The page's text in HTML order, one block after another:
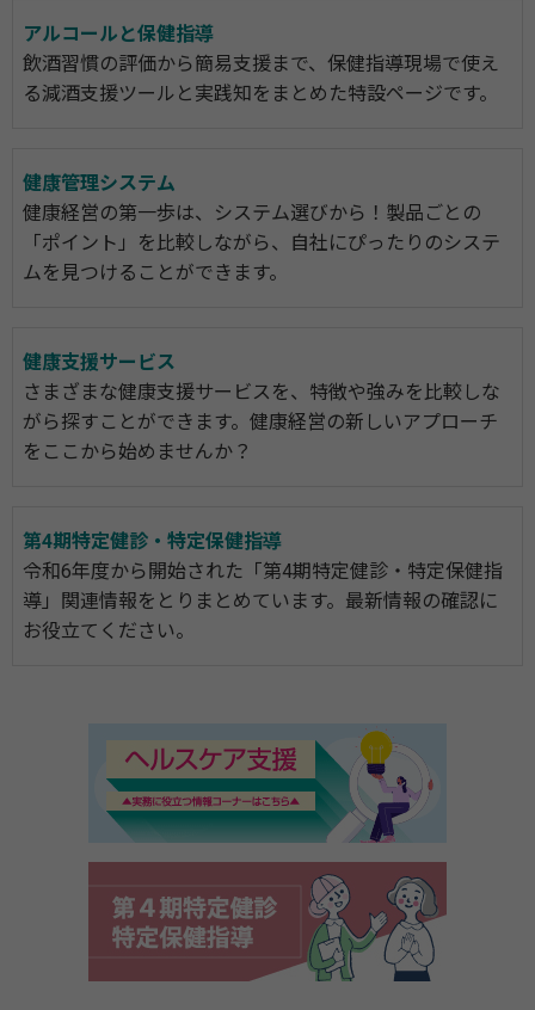
アルコールと保健指導
飲酒習慣の評価から簡易支援まで、保健指導現場で使え
る減酒支援ツールと実践知をまとめた特設ページです。
健康管理システム
健康経営の第一歩は、システム選びから！製品ごとの
「ポイント」を比較しながら、自社にぴったりのシステ
ムを見つけることができます。
健康支援サービス
さまざまな健康支援サービスを、特徴や強みを比較しな
がら探すことができます。健康経営の新しいアプローチ
をここから始めませんか？
第4期特定健診・特定保健指導
令和6年度から開始された「第4期特定健診・特定保健指
導」関連情報をとりまとめています。最新情報の確認に
お役立てください。